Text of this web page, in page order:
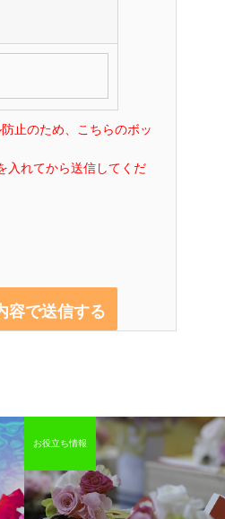
止のため、こちらのボッ
入れてから送信してくだ
お役立ち情報